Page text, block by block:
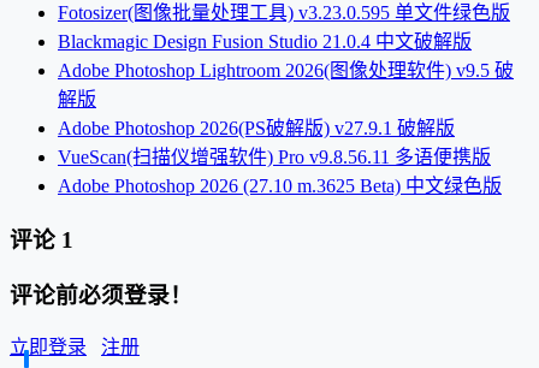
Fotosizer(图像批量处理工具) v3.23.0.595 单文件绿色版
Blackmagic Design Fusion Studio 21.0.4 中文破解版
Adobe Photoshop Lightroom 2026(图像处理软件) v9.5 破
解版
Adobe Photoshop 2026(PS破解版) v27.9.1 破解版
VueScan(扫描仪增强软件) Pro v9.8.56.11 多语便携版
Adobe Photoshop 2026 (27.10 m.3625 Beta) 中文绿色版
评论 1
评论前必须登录！
立即登录 注册